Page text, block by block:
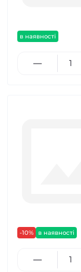
в наявності
-10% в наявності